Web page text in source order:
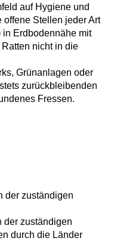
auf Hygiene und
Stellen jeder Art
in Erdbodennähe mit
nicht in die
Grünanlagen oder
zurückbleibenden
Fressen.
der zuständigen
der zuständigen
durch die Länder